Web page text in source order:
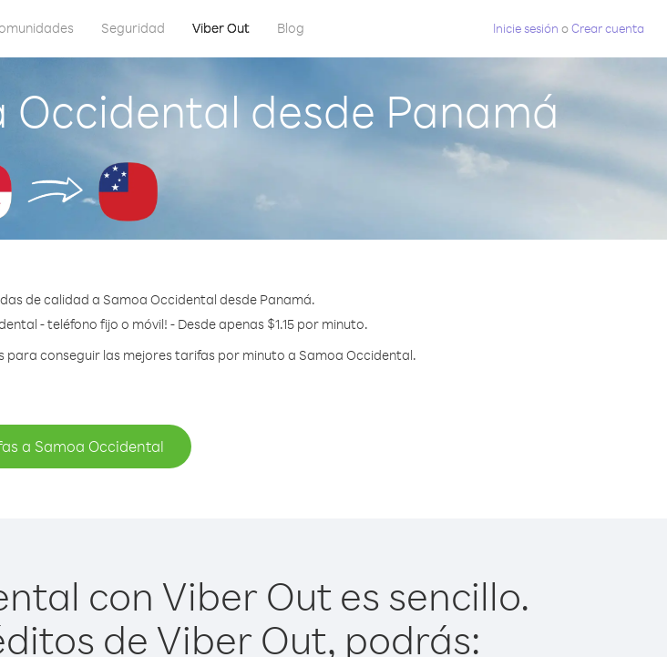
Seguridad Viber Out Blog Inicie sesión oCrear cuenta
desde Panamá
de calidad a Samoa Occidental desde Panamá.
- teléfono fijo o móvil! - Desde apenas $1.15 por minuto.
conseguir las mejores tarifas por minuto a Samoa Occidental.
a Samoa Occidental
con Viber Out es sencillo.
de Viber Out, podrás: